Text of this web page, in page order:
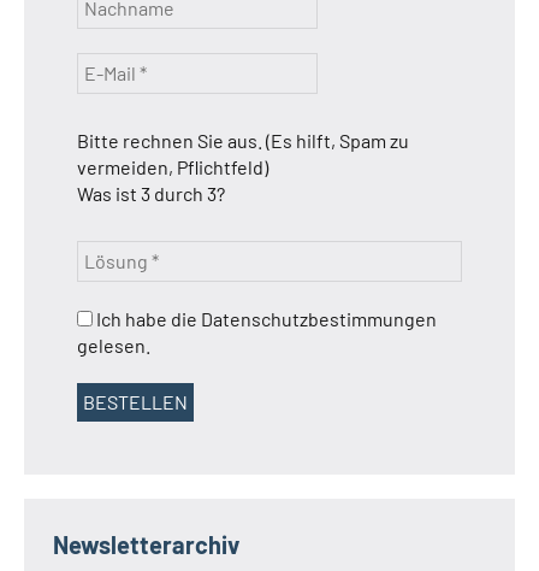
Bitte rechnen Sie aus. (Es hilft, Spam zu
vermeiden, Pflichtfeld)
Was ist 3 durch 3?
Ich habe die Datenschutzbestimmungen
gelesen.
Newsletterarchiv